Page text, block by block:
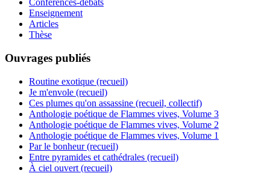
Conférences-débats
Enseignement
Articles
Thèse
Ouvrages publiés
Routine exotique (recueil)
Je m'envole (recueil)
Ces plumes qu'on assassine (recueil, collectif)
Anthologie poétique de Flammes vives, Volume 3
Anthologie poétique de Flammes vives, Volume 2
Anthologie poétique de Flammes vives, Volume 1
Par le bonheur (recueil)
Entre pyramides et cathédrales (recueil)
À ciel ouvert (recueil)